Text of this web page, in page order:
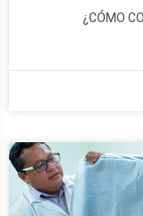
¿CÓMO